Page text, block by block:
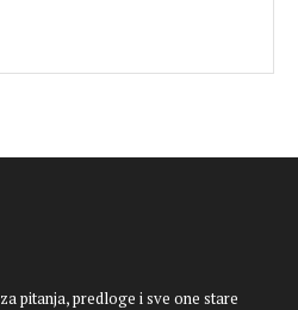
za pitanja, predloge i sve one stare